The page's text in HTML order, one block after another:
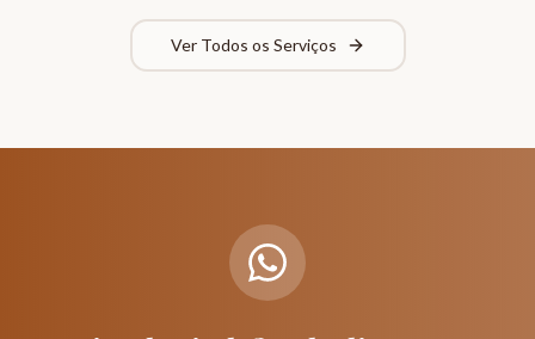
Ver Todos os Serviços